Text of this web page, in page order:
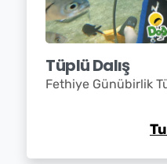
Tüplü Dalış
Fethiye Günübirlik